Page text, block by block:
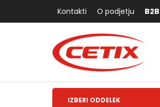
Kontakti O podjetju B2B
IZBERI ODDELEK